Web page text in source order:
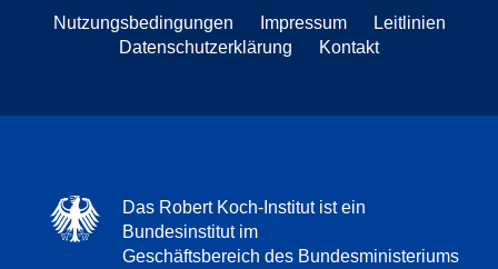
Nutzungsbedingungen Impressum
Leitlinien
Datenschutzerklärung
Kontakt
Das Robert Koch-Institut ist ein
Bundesinstitut im
Geschäftsbereich des Bundesministeriums